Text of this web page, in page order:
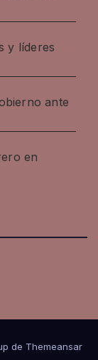
y líderes
ante
en
de Themeansar